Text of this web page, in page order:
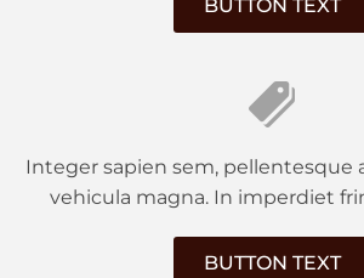
BUTTON TEXT
Integer sapien sem, pellentesque
vehicula magna. In imperdiet
BUTTON TEXT